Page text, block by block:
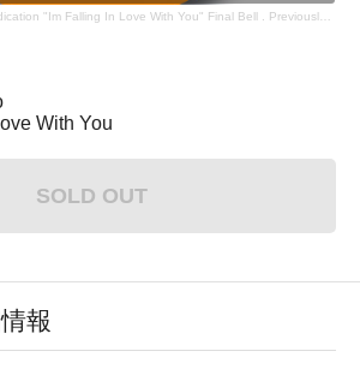
"Im Falling In Love With You" Final Bell . Previously Unissued Soul 45
With You
SOLD OUT
報